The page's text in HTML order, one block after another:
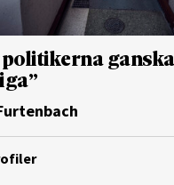
politikerna ganska